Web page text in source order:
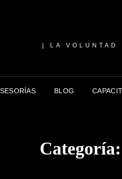
| LA VOLUNTAD
BLOG
Categoría: